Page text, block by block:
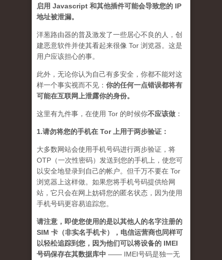
启用 Javascript 和其他插件可能会导致您的 IP
地址被泄漏。
洋葱路由器的普及激发了一些居心不良的人，创
建恶意软件并使其看起来很像 Tor 浏览器。这是
用户应该担心的事。
此外，无论你认为自己有多安全，你都不能对这
样一个事实视而不见： 你的任何一点错误都将有
可能在互联网上泄露你的身份。
这里有九件事，在使用 Tor 的时候你不应该做 ：
1.请勿将您的手机在 Tor 上用于两步验证：
大多数网站会使用手机号码进行两步验证，将
OTP（一次性密码）发送到您的手机上，使您可
以安全地登录到自己的帐户。但千万不要在 Tor
浏览器上这样做。如果您将手机号码提供给网
站，它只会在网上妨碍您的匿名状态，因为使用
手机号码更容易追踪您。
请注意，即使您使用的是以其他人的名字注册的
SIM 卡（非实名手机卡），电信运营商也同样可
以轻松追踪到您，因为他们可以将设备的 IMEI
号码保存在其数据库中 —— IMEI号码是独一无